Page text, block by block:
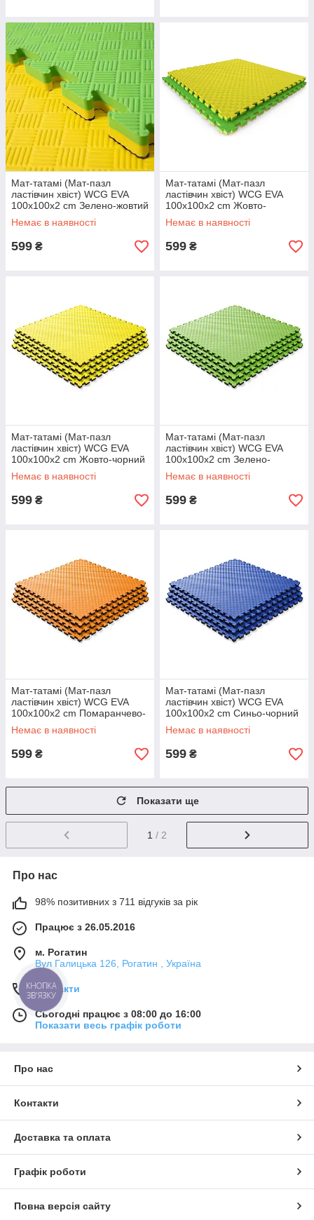
Мат-татамі (Мат-пазл
ластівчин хвіст) WCG EVA
100х100х2 cm Зелено-жовтий
Немає в наявності
599 ₴
Мат-татамі (Мат-пазл
ластівчин хвіст) WCG EVA
100х100х2 cm Жовто-
зелений
Немає в наявності
599 ₴
Мат-татамі (Мат-пазл
ластівчин хвіст) WCG EVA
100х100х2 cm Жовто-чорний
Немає в наявності
599 ₴
Мат-татамі (Мат-пазл
ластівчин хвіст) WCG EVA
100х100х2 cm Зелено-
чорний
Немає в наявності
599 ₴
Мат-татамі (Мат-пазл
ластівчин хвіст) WCG EVA
100х100х2 cm Помаранчево-
чорний
Немає в наявності
599 ₴
Мат-татамі (Мат-пазл
ластівчин хвіст) WCG EVA
100х100х2 cm Синьо-чорний
Немає в наявності
599 ₴
Показати ще
1 / 2
Про нас
98% позитивних з 711 відгуків за рік
Працює з 26.05.2016
м. Рогатин
Вул Галицька 126, Рогатин , Україна
Контакти
Сьогодні працює з 08:00 до 16:00
Показати весь графік роботи
Про нас
Контакти
Доставка та оплата
Графік роботи
Повна версія сайту
КНОПКА
ЗВ'ЯЗКУ